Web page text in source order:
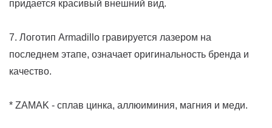
придается красивый внешний вид.
7. Логотип Armadillo гравируется лазером на
последнем этапе, означает оригинальность бренда и
качество.
* ZAMAK - сплав цинка, аллюиминия, магния и меди.